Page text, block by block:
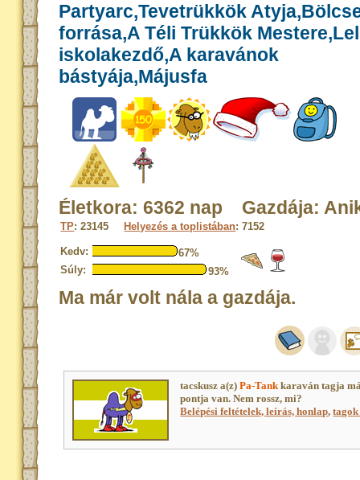
Partyarc,Tevetrükkök
forrása,A Téli Trükkök
iskolakezdő,A karavánok
bástyája,Májusfa
Életkora: 6362 nap Gazdája:
TP: 23145 Helyezés a toplistában: 7152
Kedv:
67%
Súly:
93%
Ma már volt nála a gazdája.
tacskusz a(z)Pa-Tankkaraván tagja
pontja van. Nem rossz, mi?
Belépési feltételek, leírás, honlap,